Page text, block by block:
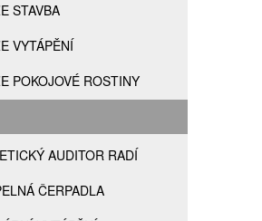
STAVBA
VYTÁPĚNÍ
POKOJOVÉ ROSTINY
AUDITOR RADÍ
ČERPADLA